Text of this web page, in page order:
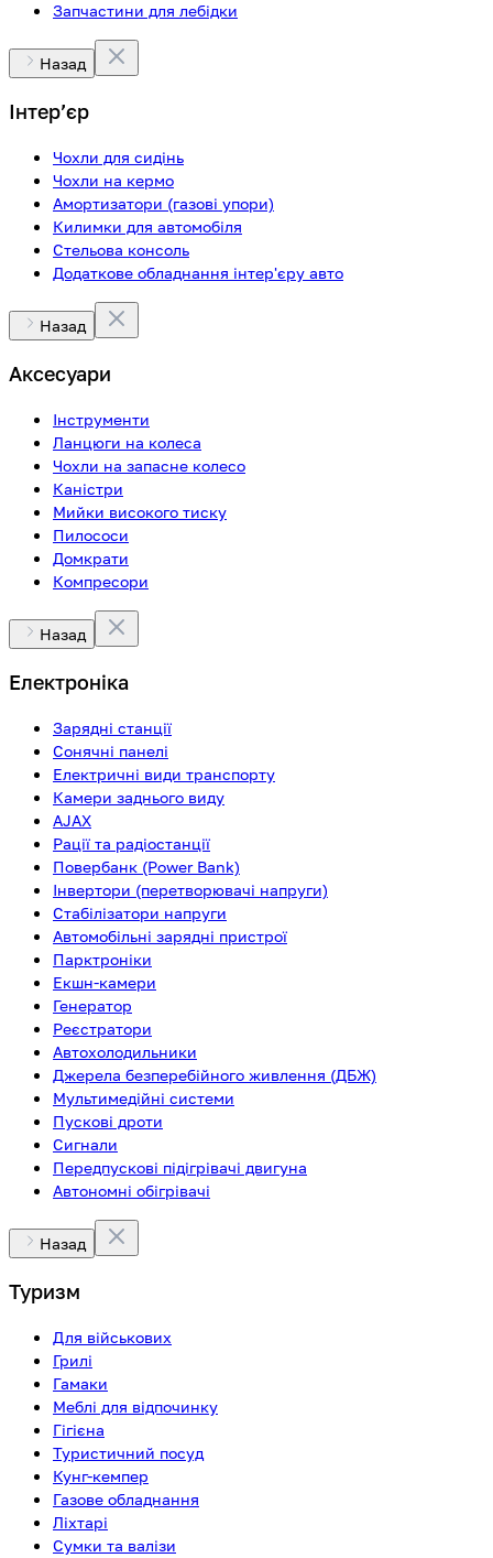
Запчастини для лебідки
Назад
Інтерʼєр
Чохли для сидінь
Чохли на кермо
Амортизатори (газові упори)
Килимки для автомобіля
Стельова консоль
Додаткове обладнання інтер'єру авто
Назад
Аксесуари
Інструменти
Ланцюги на колеса
Чохли на запасне колесо
Каністри
Мийки високого тиску
Пилососи
Домкрати
Компресори
Назад
Електроніка
Зарядні станції
Сонячні панелі
Електричні види транспорту
Камери заднього виду
AJAX
Рації та радіостанції
Повербанк (Power Bank)
Інвертори (перетворювачі напруги)
Стабілізатори напруги
Автомобільні зарядні пристрої
Парктроніки
Екшн-камери
Генератор
Реєстратори
Автохолодильники
Джерела безперебійного живлення (ДБЖ)
Мультимедійні системи
Пускові дроти
Сигнали
Передпускові підігрівачі двигуна
Автономні обігрівачі
Назад
Туризм
Для військових
Грилі
Гамаки
Меблі для відпочинку
Гігієна
Туристичний посуд
Кунг-кемпер
Газове обладнання
Ліхтарі
Сумки та валізи